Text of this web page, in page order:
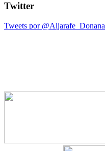
Twitter
Tweets por @Aljarafe_Donana